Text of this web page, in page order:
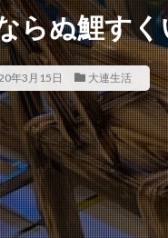
らぬ鯉すく
年3月15日 大連生活